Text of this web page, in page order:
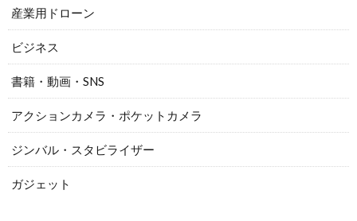
産業用ドローン
ビジネス
書籍・動画・SNS
アクションカメラ・ポケットカメラ
ジンバル・スタビライザー
ガジェット